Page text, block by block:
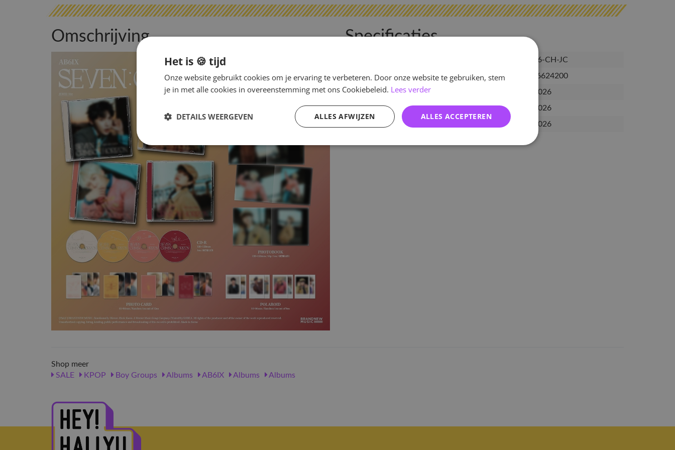
Omschrijving Specificaties
PRE-AB6-CH-JC
EAN nummer
6389976624200
Pre-order tot
12-03-2026
Release datum
16-03-2026
Verwachte leverdatum
03-04-2026
Shop meer
SALE
KPOP Boy Groups Albums AB6IX Albums Albums
Het is 🍪 tijd
Onze website gebruikt cookies om je ervaring te verbeteren. Door onze website te gebruiken, stem
je in met alle cookies in overeenstemming met ons Cookiebeleid. Lees verder
ALLES ACCEPTEREN
ALLES AFWIJZEN
DETAILS WEERGEVEN